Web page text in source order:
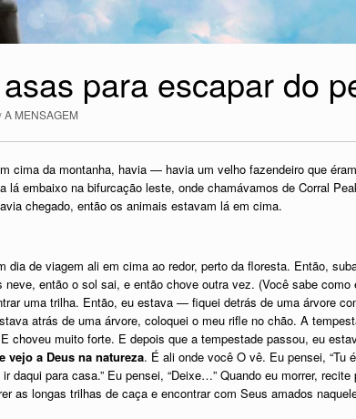
para escapar do
A MENSAGEM
cima da montanha, havia — havia um velho fazendeiro que
lá embaixo na bifurcação leste, onde chamávamos de Corral
chegado, então os animais estavam lá em cima.
dia de viagem ali em cima ao redor, perto da floresta. Então,
neve, então o sol sai, e então chove outra vez. (Você sabe
uma trilha. Então, eu estava — fiquei detrás de uma árvore
atrás de uma árvore, coloquei o meu rifle no chão. A
choveu muito forte. E depois que a tempestade passou, eu
vejo a Deus na natureza. É ali onde você O vê. Eu pensei, “Tu
daqui para casa.” Eu pensei, “Deixe…” Quando eu morrer,
as longas trilhas de caça e encontrar com Seus amados